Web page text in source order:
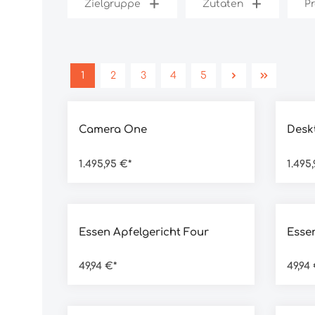
Zielgruppe Zutaten
1 2 3 4 5
Camera One
1.495,95 €*
Essen Apfelgericht Four
49,94 €* 49,94